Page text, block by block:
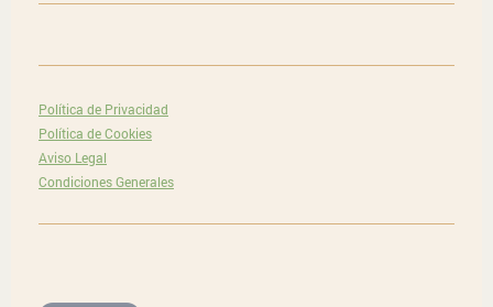
Política de Privacidad
Política de Cookies
Aviso Legal
Condiciones Generales